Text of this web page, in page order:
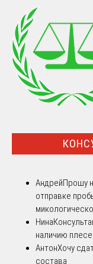
АндрейПрошу
отправке
Нина
наличию
АнтонХочу
состава